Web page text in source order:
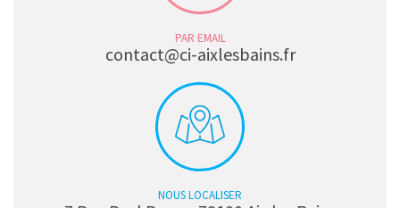
PAR EMAIL
contact@ci-aixlesbains.fr
NOUS LOCALISER